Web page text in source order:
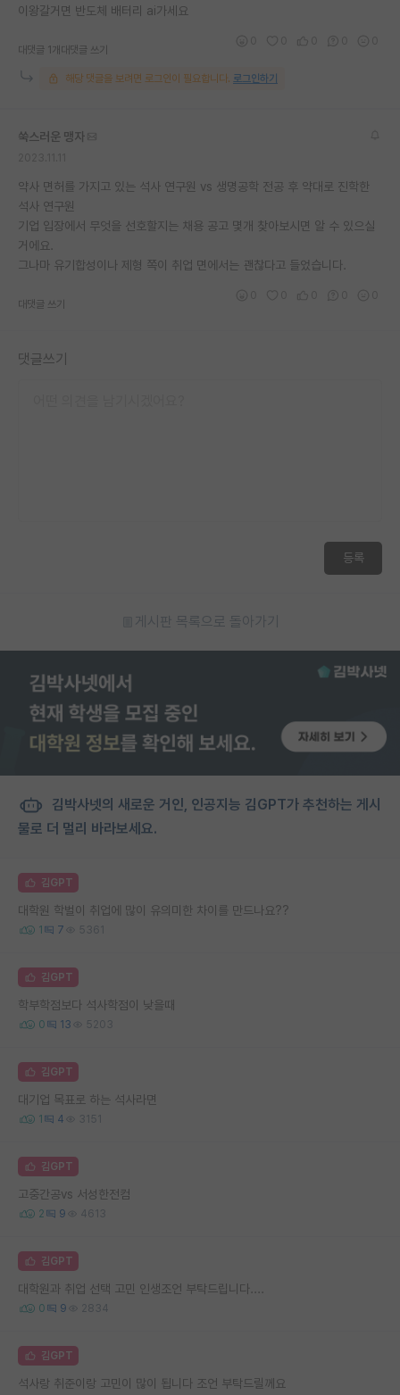
이왕갈거면 반도체 배터리 ai가세요
대댓글 1개 대댓글 쓰기
해당 댓글을 보려면 로그인이 필요합니다. 로그인하기
쑥스러운 맹자
약사 면허를 가지고 있는 석사 연구원 vs 생명공학 전공 후 약대로 진학한
석사 연구원
기업 입장에서 무엇을 선호할지는 채용 공고 몇개 찾아보시면 알 수 있으실
거에요.
그나마 유기합성이나 제형 쪽이 취업 면에서는 괜찮다고 들었습니다.
대댓글 쓰기
댓글쓰기
등록
게시판 목록으로 돌아가기
김박사넷의 새로운 거인, 인공지능 김GPT가 추천하는 게시
물로 더 멀리 바라보세요.
김GPT
대학원 학벌이 취업에 많이 유의미한 차이를 만드나요??
1 7 5361
김GPT
학부학점보다 석사학점이 낮을때
0 13 5203
김GPT
대기업 목표로 하는 석사라면
1 4 3151
김GPT
고중간공vs 서성한전컴
2 9 4613
김GPT
대학원과 취업 선택 고민 인생조언 부탁드립니다....
0 9 2834
김GPT
석사랑 취준이랑 고민이 많이 됩니다 조언 부탁드릴께요